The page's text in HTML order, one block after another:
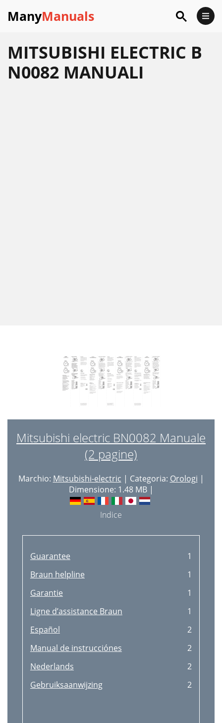
ManyManuals
MITSUBISHI ELECTRIC B
N0082 MANUALI
Mitsubishi electric BN0082 Manuale
(2 pagine)
Marchio: Mitsubishi-electric | Categoria: Orologi |
Dimensione: 1.48 MB |
Indice
Guarantee
1
Braun helpline
1
Garantie
1
Ligne d’assistance Braun
1
Español
2
Manual de instrucciónes
2
Nederlands
2
Gebruiksaanwijzing
2